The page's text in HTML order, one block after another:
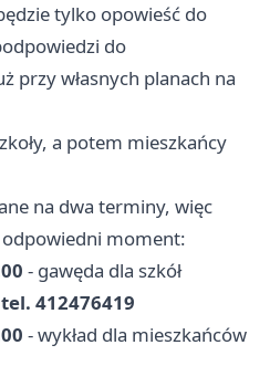
tylko opowieść do
do
przy własnych planach na
a potem mieszkańcy
na dwa terminy, więc
odpowiedni moment:
- gawęda dla szkół
412476419
- wykład dla mieszkańców